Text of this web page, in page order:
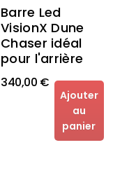
Barre Led
VisionX Dune
Chaser idéal
pour l'arrière
340,00 €
Ajouter
au
panier